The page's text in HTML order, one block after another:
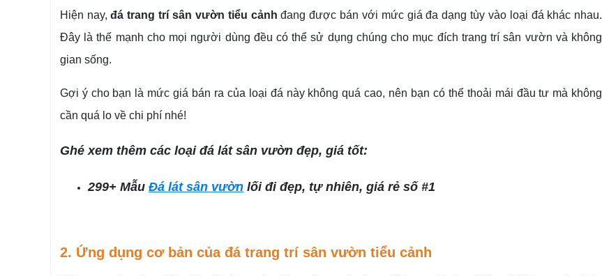
Hiện nay,đá trang trí sân vườn tiểu cảnh đang được bán với mức giá đa dạng tùy vào loại đá khác nhau.
Đây là thế mạnh cho mọi người dùng đều có thể sử dụng chúng cho mục đích trang trí sân vườn và không
gian sống.
Gợi ý cho bạn là mức giá bán ra của loại đá này không quá cao, nên bạn có thể thoải mái đầu tư mà không
cần quá lo về chi phí nhé!
Ghé xem thêm các loại đá lát sân vườn đẹp, giá tốt:
299+ Mẫu Đá lát sân vườnlối đi đẹp, tự nhiên, giá rẻ số #1
2. Ứng dụng cơ bản của đá trang trí sân vườn tiểu cảnh